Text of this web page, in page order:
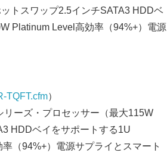
トスワップ2.5インチSATA3 HDDベ
Platinum Level高効率（94%+）電源
TQFT.cfm）
ーズ・プロセッサー（最大115W
HDDベイをサポートする1U
（94%+）電源サプライとスマート